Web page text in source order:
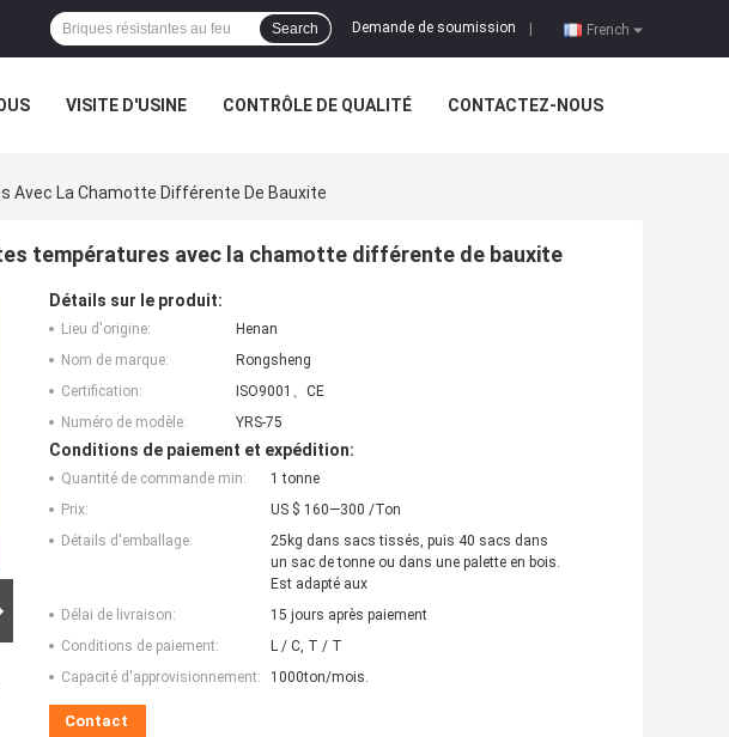
French
Demande de soumission
Search
VISITE D'USINE CONTRÔLE DE QUALITÉ CONTACTEZ-NOUS
Avec La Chamotte Différente De Bauxite
températures avec la chamotte différente de bauxite
Détails sur le produit:
Lieu d'origine:
Henan
Nom de marque:
Rongsheng
Certification:
ISO9001、CE
Numéro de modèle:
YRS-75
Conditions de paiement et expédition:
Quantité de commande min:
1 tonne
Prix:
US $ 160—300 /Ton
Détails d'emballage:
25kg dans sacs tissés, puis 40 sacs dans
un sac de tonne ou dans une palette en bois.
Est adapté aux
Délai de livraison:
15 jours après paiement
Conditions de paiement:
L / C, T / T
Capacité d'approvisionnement:
1000ton/mois.
Contact